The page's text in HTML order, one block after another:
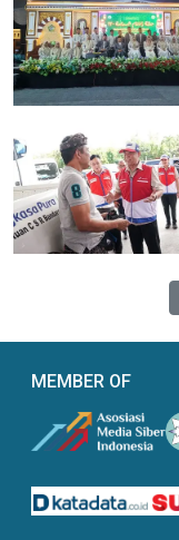
MEMBER OF